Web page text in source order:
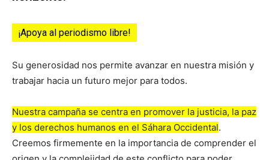
¡Apoya al periodismo libre!
Su generosidad nos permite avanzar en nuestra misión y
trabajar hacia un futuro mejor para todos.
Nuestra campaña se centra en promover la justicia, la paz
y los derechos humanos en el Sáhara Occidental.
Creemos firmemente en la importancia de comprender el